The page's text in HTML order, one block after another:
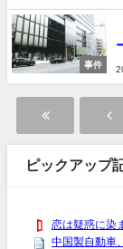
事件
ピックアップ